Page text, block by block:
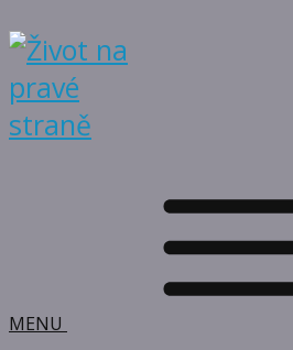
MENU